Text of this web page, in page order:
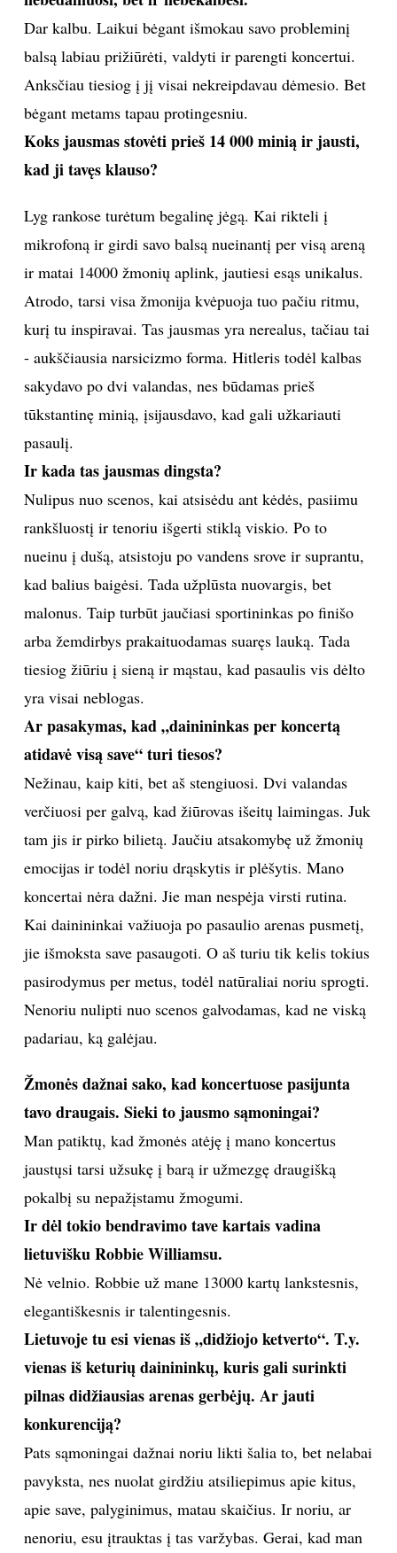
Dar kalbu. Laikui bėgant išmokau savo probleminį
balsą labiau prižiūrėti, valdyti ir parengti koncertui.
Anksčiau tiesiog į jį visai nekreipdavau dėmesio. Bet
bėgant metams tapau protingesniu.
Koks jausmas stovėti prieš 14 000 minią ir jausti,
kad ji tavęs klauso?
Lyg rankose turėtum begalinę jėgą. Kai rikteli į
mikrofoną ir girdi savo balsą nueinantį per visą areną
ir matai 14000 žmonių aplink, jautiesi esąs unikalus.
Atrodo, tarsi visa žmonija kvėpuoja tuo pačiu ritmu,
kurį tu inspiravai. Tas jausmas yra nerealus, tačiau tai
- aukščiausia narsicizmo forma. Hitleris todėl kalbas
sakydavo po dvi valandas, nes būdamas prieš
tūkstantinę minią, įsijausdavo, kad gali užkariauti
pasaulį.
Ir kada tas jausmas dingsta?
Nulipus nuo scenos, kai atsisėdu ant kėdės, pasiimu
rankšluostį ir tenoriu išgerti stiklą viskio. Po to
nueinu į dušą, atsistoju po vandens srove ir suprantu,
kad balius baigėsi. Tada užplūsta nuovargis, bet
malonus. Taip turbūt jaučiasi sportininkas po finišo
arba žemdirbys prakaituodamas suaręs lauką. Tada
tiesiog žiūriu į sieną ir mąstau, kad pasaulis vis dėlto
yra visai neblogas.
Ar pasakymas, kad „dainininkas per koncertą
atidavė visą save“ turi tiesos?
Nežinau, kaip kiti, bet aš stengiuosi. Dvi valandas
verčiuosi per galvą, kad žiūrovas išeitų laimingas. Juk
tam jis ir pirko bilietą. Jaučiu atsakomybę už žmonių
emocijas ir todėl noriu drąskytis ir plėšytis. Mano
koncertai nėra dažni. Jie man nespėja virsti rutina.
Kai dainininkai važiuoja po pasaulio arenas pusmetį,
jie išmoksta save pasaugoti. O aš turiu tik kelis tokius
pasirodymus per metus, todėl natūraliai noriu sprogti.
Nenoriu nulipti nuo scenos galvodamas, kad ne viską
padariau, ką galėjau.
Žmonės dažnai sako, kad koncertuose pasijunta
tavo draugais. Sieki to jausmo sąmoningai?
Man patiktų, kad žmonės atėję į mano koncertus
jaustųsi tarsi užsukę į barą ir užmezgę draugišką
pokalbį su nepažįstamu žmogumi.
Ir dėl tokio bendravimo tave kartais vadina
lietuvišku Robbie Williamsu.
Nė velnio. Robbie už mane 13000 kartų lankstesnis,
elegantiškesnis ir talentingesnis.
Lietuvoje tu esi vienas iš „didžiojo ketverto“. T.y.
vienas iš keturių dainininkų, kuris gali surinkti
pilnas didžiausias arenas gerbėjų. Ar jauti
konkurenciją?
Pats sąmoningai dažnai noriu likti šalia to, bet nelabai
pavyksta, nes nuolat girdžiu atsiliepimus apie kitus,
apie save, palyginimus, matau skaičius. Ir noriu, ar
nenoriu, esu įtrauktas į tas varžybas. Gerai, kad man